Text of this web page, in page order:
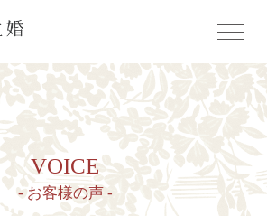
VOICE
- お客様の声 -